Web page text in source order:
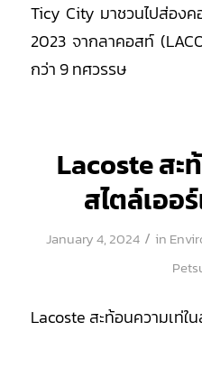
Ticy City มาชวนไปส่องค
2023 จากลาคอสท์
กว่า 9 ทศวรรษ
Lacoste สะ
สไตล์เออ
January 4, 2024 / in
Lacoste สะท้อนความเท่ใ